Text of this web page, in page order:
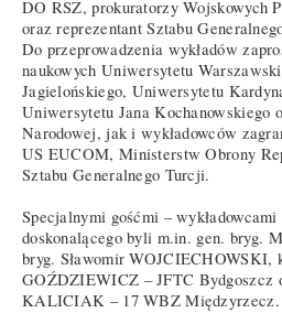
DO RSZ, prokuratorzy Wojskowych
oraz reprezentant Sztabu
Do przeprowadzenia wykładów
naukowych Uniwersytetu
Jagielońskiego, Uniwersytetu
Uniwersytetu Jana Kochanowskiego
Narodowej, jak i wykładowców
US EUCOM, Ministerstw Obrony
Sztabu Generalnego Turcji.
Specjalnymi gośćmi – wykładowcami
doskonalącego byli m.in. gen. bryg.
bryg. Sławomir WOJCIECHOWSKI,
GOŹDZIEWICZ – JFTC Bydgoszcz
KALICIAK – 17 WBZ Międzyrzecz.